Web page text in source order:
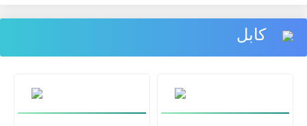
کابل